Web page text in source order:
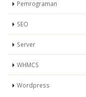
Pemrograman
SEO
Server
WHMCS
Wordpress